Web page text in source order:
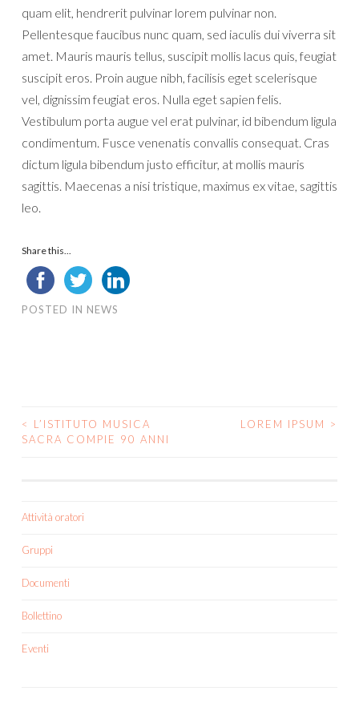
quam elit, hendrerit pulvinar lorem pulvinar non.
Pellentesque faucibus nunc quam, sed iaculis dui viverra sit
amet. Mauris mauris tellus, suscipit mollis lacus quis, feugiat
suscipit eros. Proin augue nibh, facilisis eget scelerisque
vel, dignissim feugiat eros. Nulla eget sapien felis.
Vestibulum porta augue vel erat pulvinar, id bibendum ligula
condimentum. Fusce venenatis convallis consequat. Cras
dictum ligula bibendum justo efficitur, at mollis mauris
sagittis. Maecenas a nisi tristique, maximus ex vitae, sagittis
leo.
Share this...
POSTED IN NEWS
POST
<
L’ISTITUTO MUSICA
SACRA COMPIE 90 ANNI
LOREM IPSUM >
Attività oratori
Gruppi
Documenti
Bollettino
Eventi